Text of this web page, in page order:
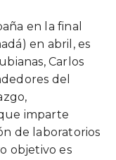
en la final
en abril, es
Carlos
del
imparte
de laboratorios
objetivo es